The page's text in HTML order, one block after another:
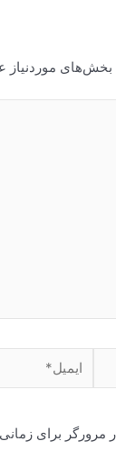
بخش‌های موردنیاز
مرورگر برای